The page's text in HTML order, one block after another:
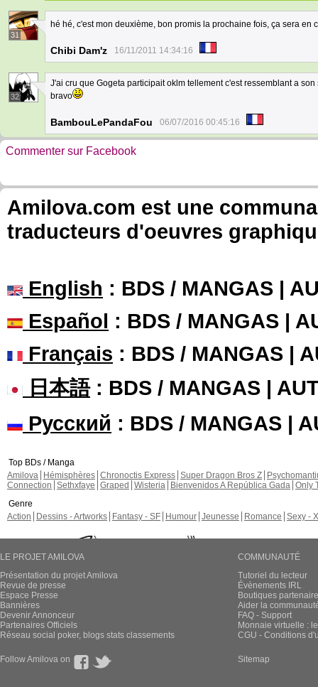
31
hé hé, c'est mon deuxième, bon promis la prochaine fois, ça sera en
Chibi Dam'z 16/11/2011 14:34:16
32
J'ai cru que Gogeta participait oklm tellement c'est ressemblant a son
bravo
BambouLePandaFou 06/07/2016 00:45:16
Commenter sur Facebook
Amilova.com est une
traducteurs d'oeuvres
English : BDS / MANGAS |
Español : BDS / MANGAS |
Français : BDS / MANGAS |
日本語: BDS / MANGAS |
Русский : BDS / MANGAS |
Top BDs / Manga
Amilova
Hémisphères Chronoctis Express Super Dragon Bros Z
Connection Sethxfaye Graped Wisteria Bienvenidos A República Gada Only
Genre
Action
Dessins - Artworks Fantasy - SF Humour Jeunesse Romance Sexy -
LE PROJET AMILOVA
Présentation du projet Amilova
Revue de presse
Espace Presse
Bannières
Devenir Annonceur
Partenaires Officiels
Réseau social poker, blogs stats classements
COMMUNAUTÉ
Tutoriel du lecteur
Évènements IRL
Boutiques
Aider la
FAQ - Support
Monnaie virtuelle :
CGU - Conditions
Follow Amilova on Sitemap